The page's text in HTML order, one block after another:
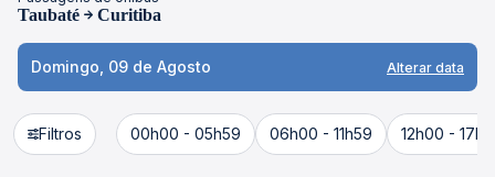
Taubaté Curitiba
Domingo, 09 de Agosto Alterar data
Filtros 00h00 - 05h59 06h00 - 11h59 12h00 -